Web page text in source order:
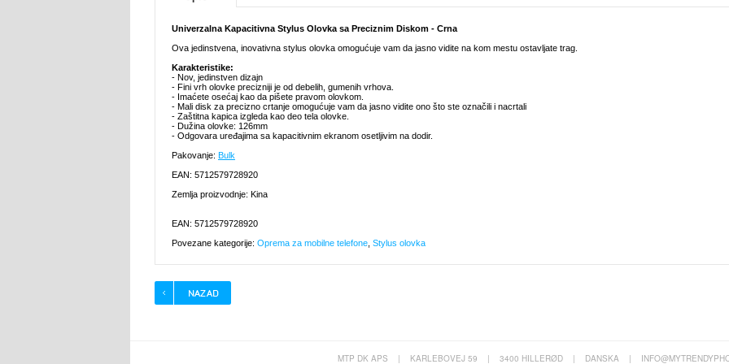
Univerzalna Kapacitivna Stylus Olovka sa Preciznim Diskom - Crna
Ova jedinstvena, inovativna stylus olovka omogućuje vam da jasno vidite na kom mestu ostavljate trag.
Karakteristike:
- Nov, jedinstven dizajn
- Fini vrh olovke precizniji je od debelih, gumenih vrhova.
- Imaćete osećaj kao da pišete pravom olovkom.
- Mali disk za precizno crtanje omogućuje vam da jasno vidite ono što ste označili i nacrtali
- Zaštitna kapica izgleda kao deo tela olovke.
- Dužina olovke: 126mm
- Odgovara uređajima sa kapacitivnim ekranom osetljivim na dodir.
Pakovanje: Bulk
EAN: 5712579728920
Zemlja proizvodnje: Kina
EAN: 5712579728920
Povezane kategorije: Oprema za mobilne telefone Stylus olovka
MTP DK APS | KARLEBOVEJ 59 | 3400 HILLERØD | DANSKA |